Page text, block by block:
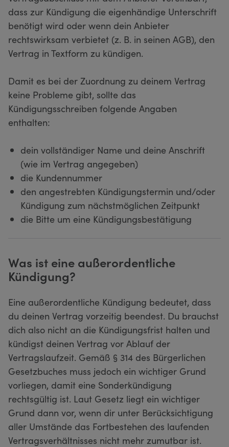
dass zur Kündigung die eigenhändige Unterschrift
benötigt wird oder wenn dein Anbieter
rechtswirksam verbietet (z. B. in seinen AGB), den
Vertrag in Textform zu kündigen.
Damit es bei der Zuordnung zu deinem Vertrag
keine Probleme gibt, sollte das
Kündigungsschreiben folgende Angaben
enthalten:
dein vollständiger Name und deine Anschrift
(wie im Vertrag angegeben)
die Kundennummer
den angestrebten Kündigungstermin und/oder
Kündigung zum nächstmöglichen Zeitpunkt
die Bitte um eine Kündigungsbestätigung
Was ist eine außerordentliche
Kündigung?
Eine außerordentliche Kündigung bedeutet, dass
du deinen Vertrag vorzeitig beendest. Du brauchst
dich also nicht an die Kündigungsfrist halten und
kündigst deinen Vertrag vor Ablauf der
Vertragslaufzeit. Gemäß § 314 des Bürgerlichen
Gesetzbuches muss jedoch ein wichtiger Grund
vorliegen, damit eine Sonderkündigung
rechtsgültig ist. Laut Gesetz liegt ein wichtiger
Grund dann vor, wenn dir unter Berücksichtigung
aller Umstände das Fortbestehen des laufenden
Vertragsverhältnisses nicht mehr zumutbar ist.